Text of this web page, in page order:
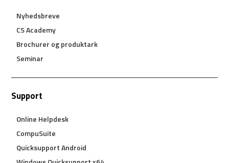
Nyhedsbreve
CS Academy
Brochurer og produktark
Seminar
Support
Online Helpdesk
CompuSuite
Quicksupport Android